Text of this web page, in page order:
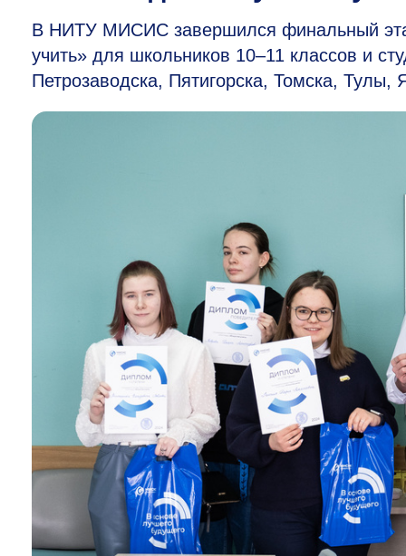
В НИТУ МИСИС завершился финальный
учить» для школьников 10–11 классов и
Петрозаводска, Пятигорска, Томска, Тулы,